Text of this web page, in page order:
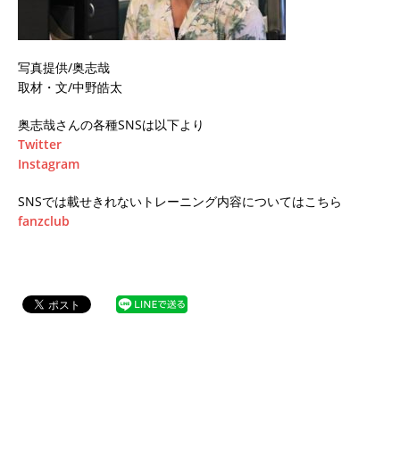
写真提供/奥志哉
取材・文/中野皓太
奥志哉さんの各種SNSは以下より
Twitter
Instagram
SNSでは載せきれないトレーニング内容についてはこちら
fanzclub